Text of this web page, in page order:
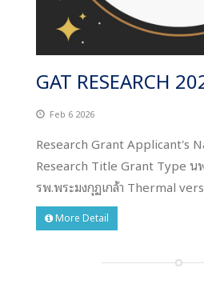
GAT RESEARCH
Feb 6 2026
Research Grant Applicant's
Research Title Grant Type
รพ.พระมงกุฏเกล้า Thermal
More Detail